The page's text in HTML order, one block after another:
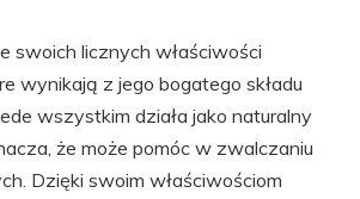
swoich licznych właściwości
wynikają z jego bogatego składu
wszystkim działa jako naturalny
że może pomóc w zwalczaniu
Dzięki swoim właściwościom